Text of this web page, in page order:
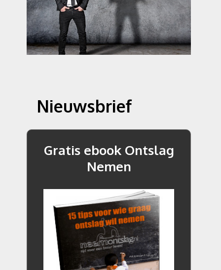
Nieuwsbrief
Gratis ebook Ontslag
Nemen